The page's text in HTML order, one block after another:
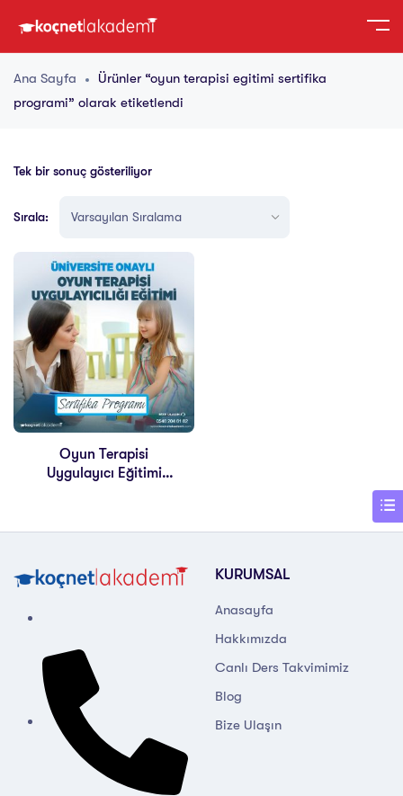
Ana Sayfa
Ürünler “oyun terapisi egitimi sertifika
programi” olarak etiketlendi
Tek bir sonuç gösteriliyor
Sırala:
Oyun Terapisi
Uygulayıcı Eğitimi
KURUMSAL
Anasayfa
Hakkımızda
Canlı Ders Takvimimiz
Blog
Bize Ulaşın